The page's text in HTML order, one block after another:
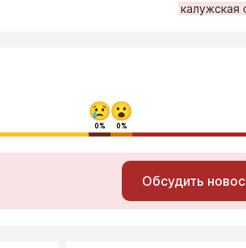
калужская
0% 0%
Обсудить